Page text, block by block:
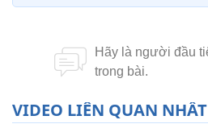
VIDEO LIÊN QUAN NHẤT